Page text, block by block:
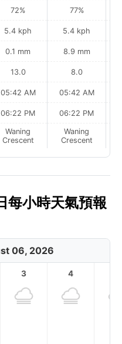
72%
5.4 kph
0.1 mm
13.0
05:42 AM
06:22 PM
Waning
Crescent
77%
5.4 kph
8.9 mm
8.0
05:42 AM
06:22 PM
Waning
Crescent
每小時天氣預報
06, 2026
3 4